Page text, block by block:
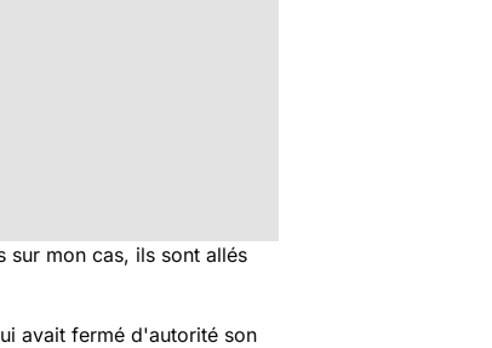
sur mon cas, ils sont allés
avait fermé d'autorité son